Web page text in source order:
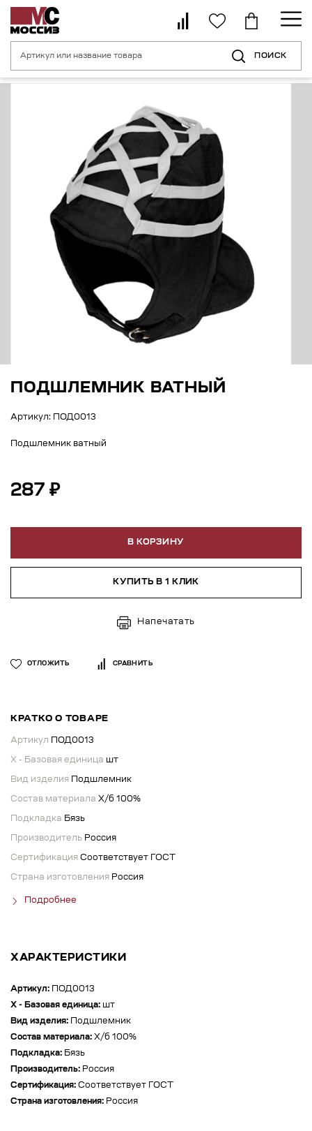
ПОИСК
Главная страница Средства индивидуальной защиты
ПОДШЛЕМНИК ВАТНЫЙ
Артикул: ПОД0013
Подшлемник ватный
287 ₽
В КОРЗИНУ
КУПИТЬ В 1 КЛИК
Напечатать
ОТЛОЖИТЬ СРАВНИТЬ
КРАТКО О ТОВАРЕ
Артикул ПОД0013
X - Базовая единица шт
Вид изделия Подшлемник
Состав материала Х/б 100%
Подкладка Бязь
Производитель Россия
Сертификация Соответствует ГОСТ
Страна изготовления Россия
Подробнее
ХАРАКТЕРИСТИКИ
Артикул:
ПОД0013
X - Базовая единица: шт
Вид изделия:
Подшлемник
Состав материала: Х/б 100%
Подкладка: Бязь
Производитель: Россия
Сертификация: Соответствует ГОСТ
Страна изготовления: Россия